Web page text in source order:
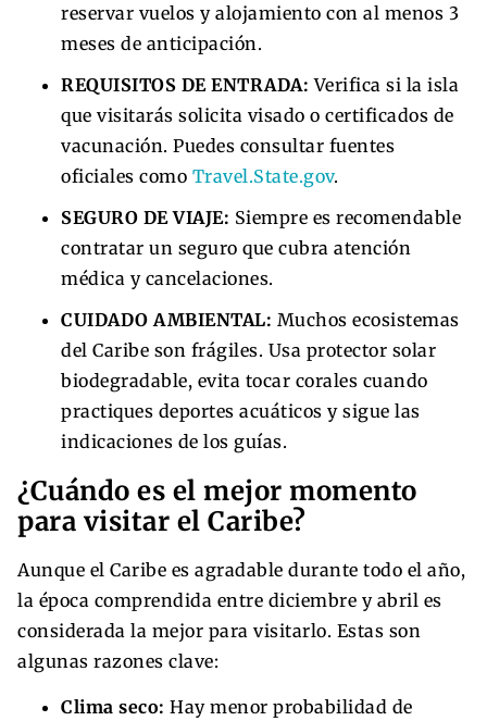
reservar vuelos y alojamiento con al menos 3
meses de anticipación.
REQUISITOS DE ENTRADA: Verifica si la isla
que visitarás solicita visado o certificados de
vacunación. Puedes consultar fuentes
oficiales como Travel.State.gov.
SEGURO DE VIAJE: Siempre es recomendable
contratar un seguro que cubra atención
médica y cancelaciones.
CUIDADO AMBIENTAL: Muchos ecosistemas
del Caribe son frágiles. Usa protector solar
biodegradable, evita tocar corales cuando
practiques deportes acuáticos y sigue las
indicaciones de los guías.
¿Cuándo es el mejor momento
para visitar el Caribe?
Aunque el Caribe es agradable durante todo el año,
la época comprendida entre diciembre y abril es
considerada la mejor para visitarlo. Estas son
algunas razones clave:
Clima seco: Hay menor probabilidad de